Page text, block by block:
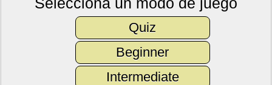
Quiz
Beginner
Intermediate